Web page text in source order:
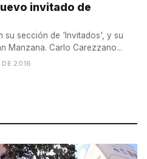
invitado de
su sección de 'Invitados', y su
Manzana. Carlo Carezzano...
DE 2016